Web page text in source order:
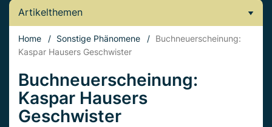
Artikelthemen
Home / Sonstige Phänomene / Buchneuerscheinung:
Kaspar Hausers Geschwister
Buchneuerscheinung:
Kaspar Hausers
Geschwister